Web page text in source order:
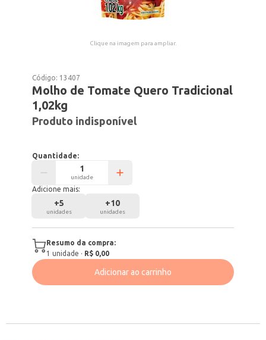
Clique na imagem para ampliar.
Código: 13407
Molho de Tomate Quero Tradicional
1,02kg
Produto indisponível
Quantidade:
unidade
Adicione mais:
+5
unidades
+10
unidades
Resumo da compra:
1 unidade · R$ 0,00
Adicionar ao carrinho